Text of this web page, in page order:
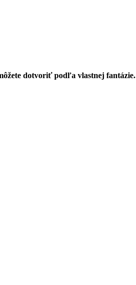
dotvoriť podľa vlastnej fantázie.